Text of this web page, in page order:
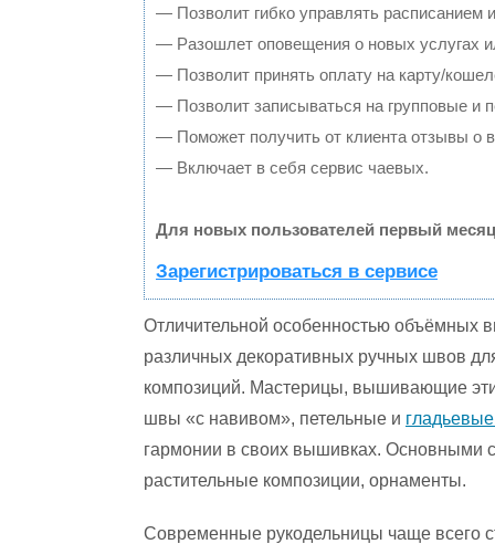
— Позволит гибко управлять расписанием и
— Разошлет оповещения о новых услугах
— Позволит принять оплату на карту/
— Позволит записываться на групповые и
— Поможет получить от клиента отзывы о
— Включает в себя сервис чаевых.
Для новых пользователей первый
Зарегистрироваться в сервисе
Отличительной особенностью объёмных
различных декоративных ручных швов
композиций. Мастерицы, вышивающие
швы «с навивом», петельные и
гармонии в своих вышивках. Основными
растительные композиции, орнаменты.
Современные рукодельницы чаще всего